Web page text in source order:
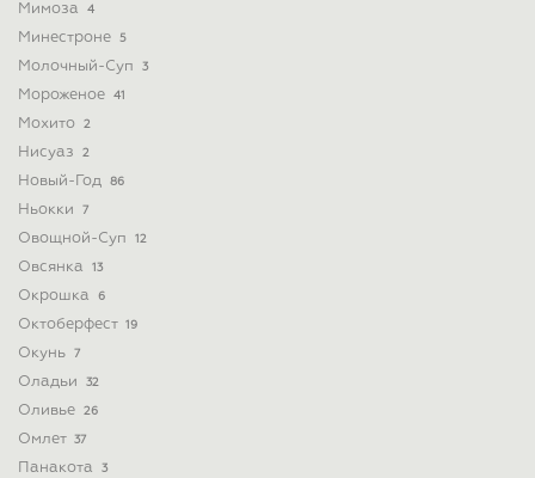
Мимоза 4
Минестроне 5
Молочный-Суп 3
Мороженое 41
Мохито 2
Нисуаз 2
Новый-Год 86
Ньокки 7
Овощной-Суп 12
Овсянка 13
Окрошка 6
Октоберфест 19
Окунь 7
Оладьи 32
Оливье 26
Омлет 37
Панакота 3